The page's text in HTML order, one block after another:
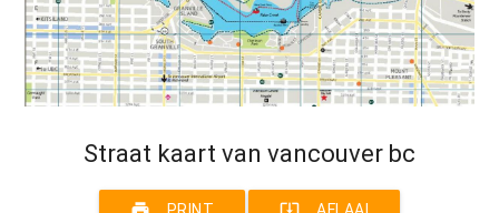
Straat kaart van vancouver bc